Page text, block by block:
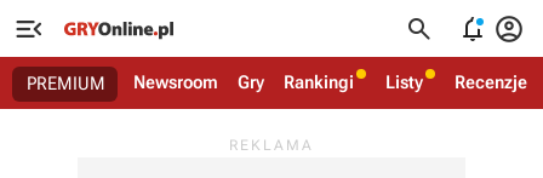
   
PREMIUM Newsroom Gry Rankingi Listy Recenzje